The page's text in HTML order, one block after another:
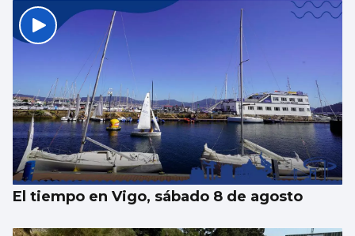
El tiempo en Vigo, sábado 8 de agosto